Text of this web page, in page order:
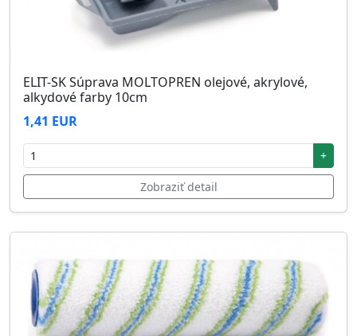
ELIT-SK Súprava MOLTOPREN olejové, akrylové,
alkydové farby 10cm
1,41 EUR
+
Zobraziť detail